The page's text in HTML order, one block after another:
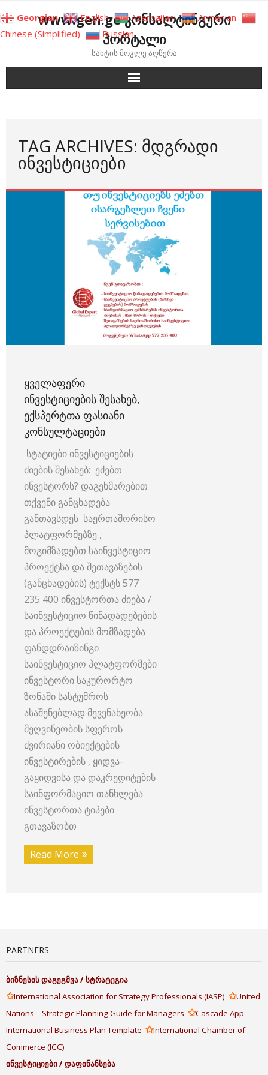
to
content
www.gen.ge კონსალტინგური
პორტალი
საიტის მოკლე აღწერა
TAG ARCHIVES: ᲛᲓᲒᲠᲐᲓᲘ
ᲘᲜᲕᲔᲡᲢᲘᲪᲘᲔᲑᲘ
ᲧᲕᲔᲚᲐᲤᲔᲠᲘ
ᲘᲜᲕᲔᲡᲢᲘᲪᲘᲔᲑᲘᲡ ᲨᲔᲡᲐᲮᲔᲑ,
ᲔᲥᲡᲞᲔᲠᲢᲗᲐ ᲤᲐᲡᲘᲐᲜᲘ
ᲙᲝᲜᲡᲣᲚᲢᲐᲪᲘᲔᲑᲘ
სტატიები ინვესტიციების
ძიების შესახებ: ეძებთ
ინვესტორს? დაგეხმარებით
თქვენი განცხადება
განთავსდეს საერთაშორისო
პლატფორმებზე ,
მოგიმზადებთ საინვესტიციო
პროექტსა და შეთავაზების
(განცხადების) ტექსტს 577
235 400 ინვესტორთა ძიება /
საინვესტიციო წინადადებების
და პროექტების მომზადება
ფანდდრაიზინგი
საინვესტიციო პლატფორმები
ინვესტორი საკურორტო
ზონაში სასტუმროს
ასაშენებლად მევენახეობა
მეღვინეობის სფეროს
ძვირიანი ობიექტების
ინვესტირების , ყიდვა-
გაყიდვისა და დაკრედიტების
საინფორმაციო თანხლება
ინვესტორთა ტიპები
გთავაზობთ
Read More
PARTNERS
ბიზნესისდაგეგმვა/სტრატეგია
✩International Association for Strategy Professionals (IASP) ✩United
Nations – Strategic Planning Guide for Managers ✩Cascade App –
International Business Plan Template ✩International Chamber of
Commerce (ICC)
ინვესტიციები/დაფინანსება
Georgian English Azerbaijani
Armenian
Chinese (Simplified)
Russian